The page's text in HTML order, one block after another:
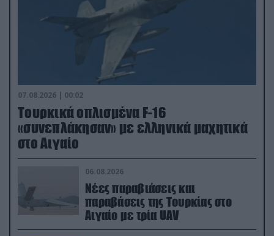
07.08.2026 | 00:02
Τουρκικά οπλισμένα F-16
«συνεπλάκησαν» με ελληνικά μαχητικά
στο Αιγαίο
06.08.2026
Νέες παραβιάσεις και
παραβάσεις της Τουρκίας στο
Αιγαίο με τρία UAV